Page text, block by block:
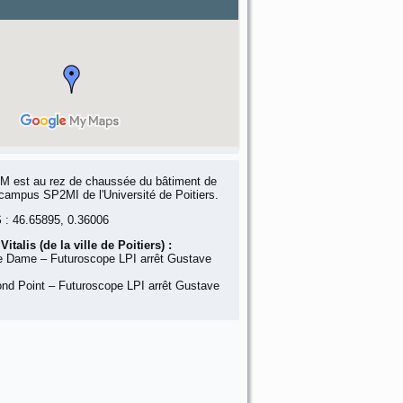
est au rez de chaussée du bâtiment de
SP2MI de l'Université de Poitiers.
: 46.65895, 0.36006
(de la ville de Poitiers) :
Dame – Futuroscope LPI arrêt Gustave
Point – Futuroscope LPI arrêt Gustave